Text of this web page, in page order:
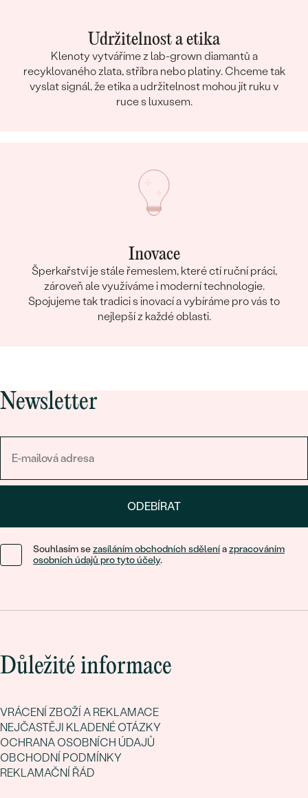
Udržitelnost a etika
Klenoty vytváříme z lab-grown diamantů a
recyklovaného zlata, stříbra nebo platiny. Chceme tak
vyslat signál, že etika a udržitelnost mohou jít ruku v
ruce s luxusem.
Inovace
Šperkařství je stále řemeslem, které ctí ruční práci,
zároveň ale využíváme i moderní technologie.
Spojujeme tak tradici s inovací a vybíráme pro vás to
nejlepší z každé oblasti.
Newsletter
ODEBÍRAT
Souhlasím sezasíláním obchodních sděleníazpracováním
osobních údajů pro tyto účely.
Důležité informace
VRÁCENÍ ZBOŽÍ A REKLAMACE
NEJČASTĚJI KLADENÉ OTÁZKY
OCHRANA OSOBNÍCH ÚDAJŮ
OBCHODNÍ PODMÍNKY
REKLAMAČNÍ ŘÁD